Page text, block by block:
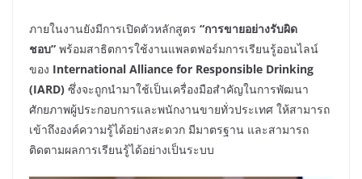
ภายในงานยังมีการเปิดตัวหลักสูตร “การขายอย่างรับผิด
ชอบ” พร้อมสาธิตการใช้งานแพลตฟอร์มการเรียนรู้ออนไลน์
ของ International Alliance for Responsible Drinking
(IARD) ซึ่งจะถูกนำมาใช้เป็นเครื่องมือสำคัญในการพัฒนา
ศักยภาพผู้ประกอบการและพนักงานขายทั่วประเทศ ให้สามารถ
เข้าถึงองค์ความรู้ได้อย่างสะดวก มีมาตรฐาน และสามารถ
ติดตามผลการเรียนรู้ได้อย่างเป็นระบบ